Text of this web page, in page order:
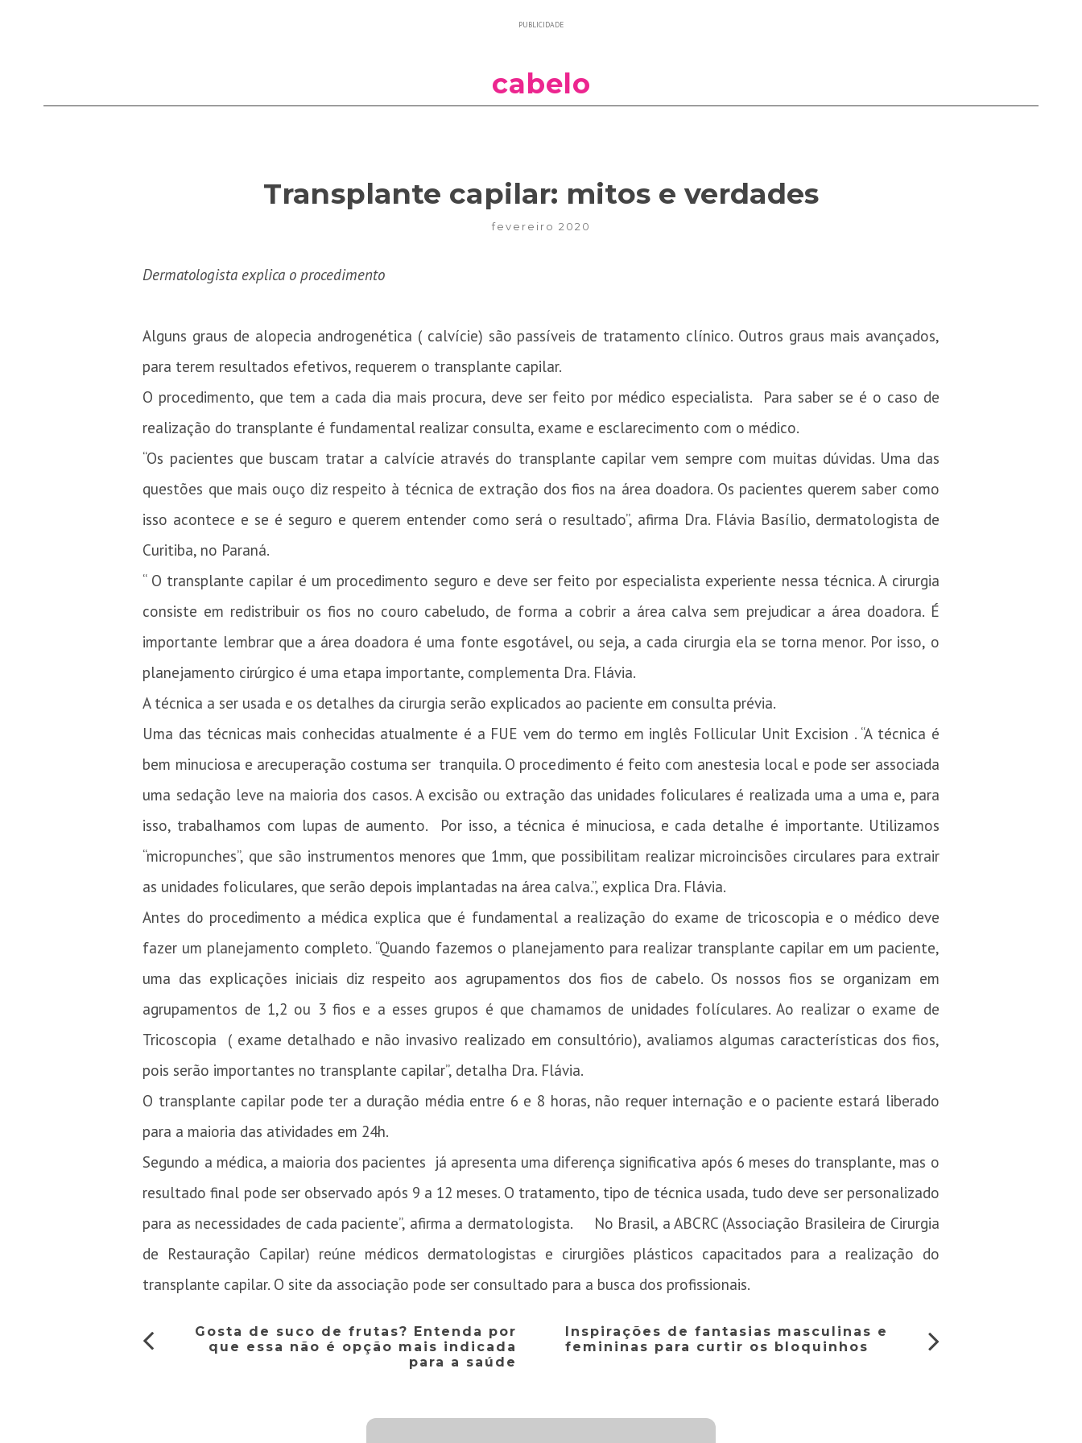
PUBLICIDADE
cabelo
Transplante capilar: mitos e verdades
fevereiro 2020
Dermatologista explica o procedimento
Alguns graus de alopecia androgenética ( calvície) são passíveis de tratamento clínico. Outros graus mais avançados,
para terem resultados efetivos, requerem o transplante capilar.
O procedimento, que tem a cada dia mais procura, deve ser feito por médico especialista. Para saber se é o caso de
realização do transplante é fundamental realizar consulta, exame e esclarecimento com o médico.
“Os pacientes que buscam tratar a calvície através do transplante capilar vem sempre com muitas dúvidas. Uma das
questões que mais ouço diz respeito à técnica de extração dos fios na área doadora. Os pacientes querem saber como
isso acontece e se é seguro e querem entender como será o resultado”, afirma Dra. Flávia Basílio, dermatologista de
Curitiba, no Paraná.
“ O transplante capilar é um procedimento seguro e deve ser feito por especialista experiente nessa técnica. A cirurgia
consiste em redistribuir os fios no couro cabeludo, de forma a cobrir a área calva sem prejudicar a área doadora. É
importante lembrar que a área doadora é uma fonte esgotável, ou seja, a cada cirurgia ela se torna menor. Por isso, o
planejamento cirúrgico é uma etapa importante, complementa Dra. Flávia.
A técnica a ser usada e os detalhes da cirurgia serão explicados ao paciente em consulta prévia.
Uma das técnicas mais conhecidas atualmente é a FUE vem do termo em inglês Follicular Unit Excision . “A técnica é
bem minuciosa e arecuperação costuma ser tranquila. O procedimento é feito com anestesia local e pode ser associada
uma sedação leve na maioria dos casos. A excisão ou extração das unidades foliculares é realizada uma a uma e, para
isso, trabalhamos com lupas de aumento. Por isso, a técnica é minuciosa, e cada detalhe é importante. Utilizamos
“micropunches”, que são instrumentos menores que 1mm, que possibilitam realizar microincisões circulares para extrair
as unidades foliculares, que serão depois implantadas na área calva.”, explica Dra. Flávia. ⠀
Antes do procedimento a médica explica que é fundamental a realização do exame de tricoscopia e o médico deve
fazer um planejamento completo. “Quando fazemos o planejamento para realizar transplante capilar em um paciente,
uma das explicações iniciais diz respeito aos agrupamentos dos fios de cabelo. Os nossos fios se organizam em
agrupamentos de 1,2 ou 3 fios e a esses grupos é que chamamos de unidades folículares. Ao realizar o exame de
Tricoscopia ( exame detalhado e não invasivo realizado em consultório), avaliamos algumas características dos fios,
pois serão importantes no transplante capilar”, detalha Dra. Flávia.
O transplante capilar pode ter a duração média entre 6 e 8 horas, não requer internação e o paciente estará liberado
para a maioria das atividades em 24h.
Segundo a médica, a maioria dos pacientes já apresenta uma diferença significativa após 6 meses do transplante, mas o
resultado final pode ser observado após 9 a 12 meses. O tratamento, tipo de técnica usada, tudo deve ser personalizado
para as necessidades de cada paciente”, afirma a dermatologista. No Brasil, a ABCRC (Associação Brasileira de Cirurgia
de Restauração Capilar) reúne médicos dermatologistas e cirurgiões plásticos capacitados para a realização do
transplante capilar. O site da associação pode ser consultado para a busca dos profissionais.
Gosta de suco de frutas? Entenda por
que essa não é opção mais indicada
para a saúde
Inspirações de fantasias masculinas e
femininas para curtir os bloquinhos